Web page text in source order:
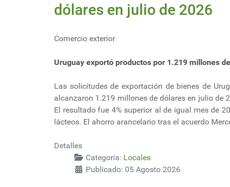
dólares en julio de 2026
Comercio exterior
Uruguay exportó productos por 1.219 millones
Las solicitudes de exportación de bienes de
alcanzaron 1.219 millones de dólares en julio de
El resultado fue 4% superior al de igual mes de
lácteos. El ahorro arancelario tras el acuerdo
Detalles
Categoría: Locales
Publicado: 05 Agosto 2026